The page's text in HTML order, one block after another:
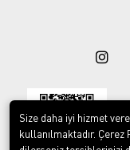
Size daha iyi hizmet
kullanılmaktadır. Çerez